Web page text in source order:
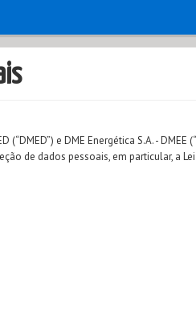
e DME Energética S.A. -
de dados pessoais, em particular, a Lei